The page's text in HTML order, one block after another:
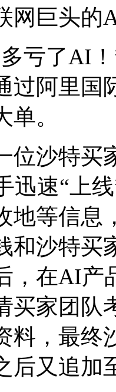
网巨头的
亏了AI
过阿里国
。
位沙特买
迅速“上
地等信息
和沙特买
，在AI产
买家团队
料，最终
后又追加